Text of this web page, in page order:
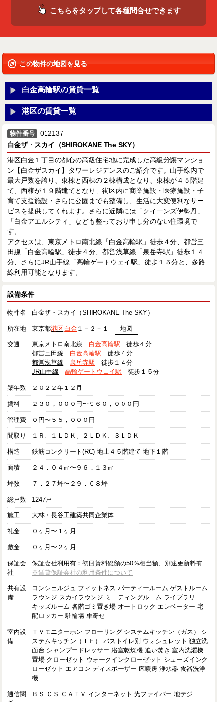
こちらをタップして各種問合せできます
この物件の地図を見る
白金高輪駅の賃貸一覧
港区の賃貸一覧
物件番号
012137
白金ザ・スカイ（SHIROKANE The SKY）
港区白金１丁目の都心の高級住宅地に完成した高級分譲マンショ
ン【白金ザスカイ】タワーレジデンスのご紹介です。山手線内で
最大戸数を誇り、東棟と西棟の２棟構成となり、東棟が４５階建
て、西棟が１９階建てとなり、街区内に商業施設・医療施設・子
育て支援施設・さらに公園までも整備し、生活に大変便利なサー
ビスを提供してくれます。さらに近隣には「クイーンズ伊勢丹」
「白金アエルシティ」なども整っており申し分のない住環境で
す。
アクセスは、東京メトロ南北線「白金高輪駅」徒歩４分、都営三
田線「白金高輪駅」徒歩４分、都営浅草線「泉岳寺駅」徒歩１４
分、さらにJR山手線「高輪ゲートウェイ駅」徒歩１５分と、多路
線利用可能となります。
設備条件
物件名 白金ザ・スカイ（SHIROKANE The SKY）
所在地 東京都港区 白金 １－２－１ 地図
交通 東京メトロ南北線 白金高輪駅 徒歩４分
都営三田線
白金高輪駅 徒歩４分
都営浅草線
泉岳寺駅 徒歩１４分
JR山手線
高輪ゲートウェイ駅 徒歩１５分
築年数 ２０２２年１２月
賃料 ２３０，０００円〜９６０，０００円
管理費 ０円〜５５，０００円
間取り １Ｒ、１ＬＤＫ、２ＬＤＫ、３ＬＤＫ
構造 鉄筋コンクリート(RC) 地上４５階建て 地下１階
面積 ２４．０４㎡〜９６．１３㎡
坪数 ７．２７坪〜２９．０８坪
総戸数 1247戸
施工 大林・長谷工建築共同企業体
礼金 ０ヶ月〜１ヶ月
敷金 ０ヶ月〜２ヶ月
保証会
社
保証会社利用有：初回賃料総額の50％相当額、別途更新料有
※賃貸保証会社の利用条件について
共有設
備
コンシェルジュ フィットネス パーティールーム ゲストルーム
ラウンジ スカイラウンジ ミーティングルーム ライブラリー
キッズルーム 各階ゴミ置き場 オートロック エレベーター 宅
配ロッカー 駐輪場 車寄せ
室内設
備
ＴＶモニターホン フローリング システムキッチン（ガス） シ
ステムキッチン（ＩＨ） バストイレ別 ウォシュレット 独立洗
面台 シャンプードレッサー 浴室乾燥機 追い焚き 室内洗濯機
置場 クローゼット ウォークインクローゼット シューズインク
ローゼット エアコン ディスポーザー 床暖房 浄水器 食器洗浄
機
通信関
ＢＳ ＣＳ ＣＡＴＶ インターネット 光ファイバー 地デジ